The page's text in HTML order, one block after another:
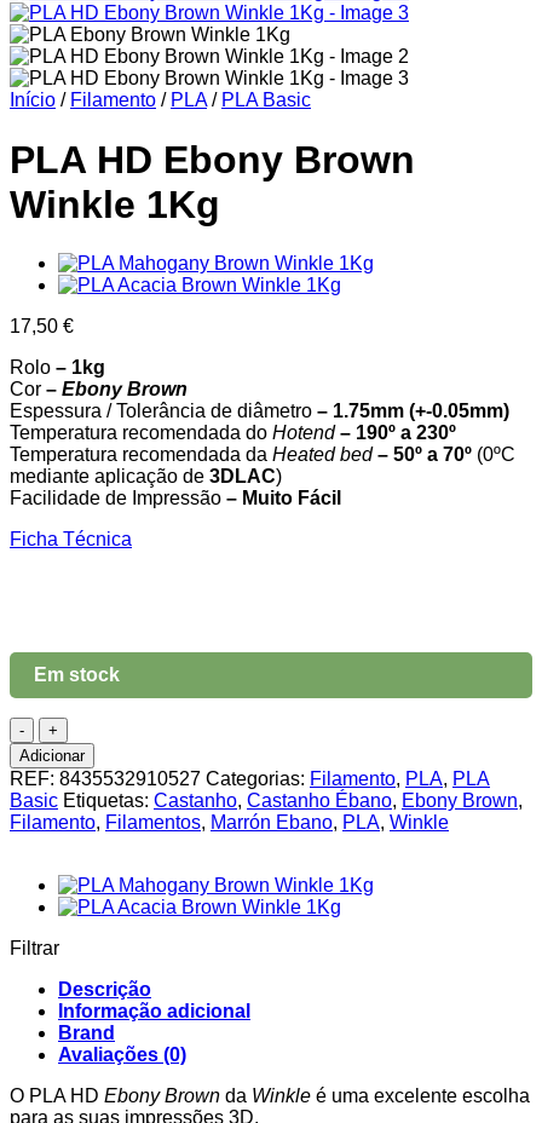
Início / Filamento / PLA / PLA Basic
PLA HD Ebony Brown
Winkle 1Kg
17,50 €
Rolo – 1kg
Cor – Ebony Brown
Espessura / Tolerância de diâmetro – 1.75mm (+-0.05mm)
Temperatura recomendada do Hotend– 190º a 230º
Temperatura recomendada da Heated bed – 50º a 70º (0ºC
mediante aplicação de 3DLAC)
Facilidade de Impressão – Muito Fácil
Ficha Técnica
Em stock
Quantidade
de
PLA
HD
Ebony
Brown
1Kg
Adicionar
REF: 8435532910527 Categorias: Filamento, PLA, PLA
Basic Etiquetas: Castanho, Castanho Ébano, Ebony Brown,
Filamento, Filamentos, Marrón Ebano, PLA, Winkle
Filtrar
Descrição
Informação adicional
Brand
Avaliações (0)
O PLA HD Ebony Brown da Winkle é uma excelente escolha
para as suas impressões 3D.